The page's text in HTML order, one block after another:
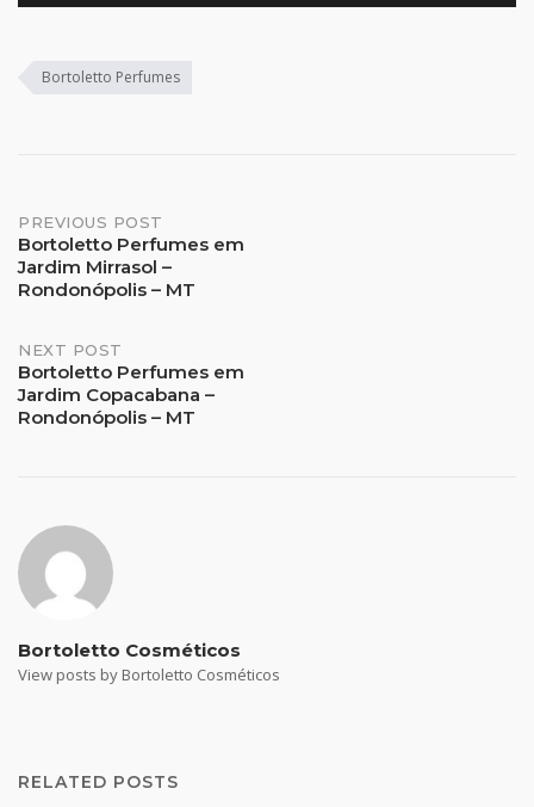
Bortoletto Perfumes
Post
navigation
PREVIOUS POST
Bortoletto Perfumes em
Jardim Mirrasol –
Rondonópolis – MT
NEXT POST
Bortoletto Perfumes em
Jardim Copacabana –
Rondonópolis – MT
Bortoletto Cosméticos
View posts by Bortoletto Cosméticos
RELATED POSTS